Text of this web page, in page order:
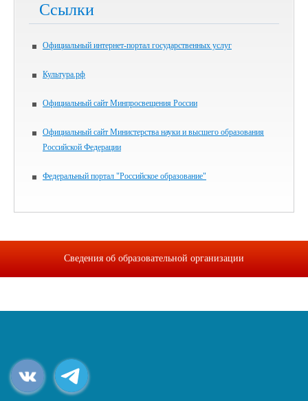
Ссылки
Официальный интернет-портал государственных услуг
Культура.рф
Официальный сайт Минпросвещения России
Официальный сайт Министерства науки и высшего образования
Российской Федерации
Федеральный портал "Российское образование"
Сведения об образовательной организации